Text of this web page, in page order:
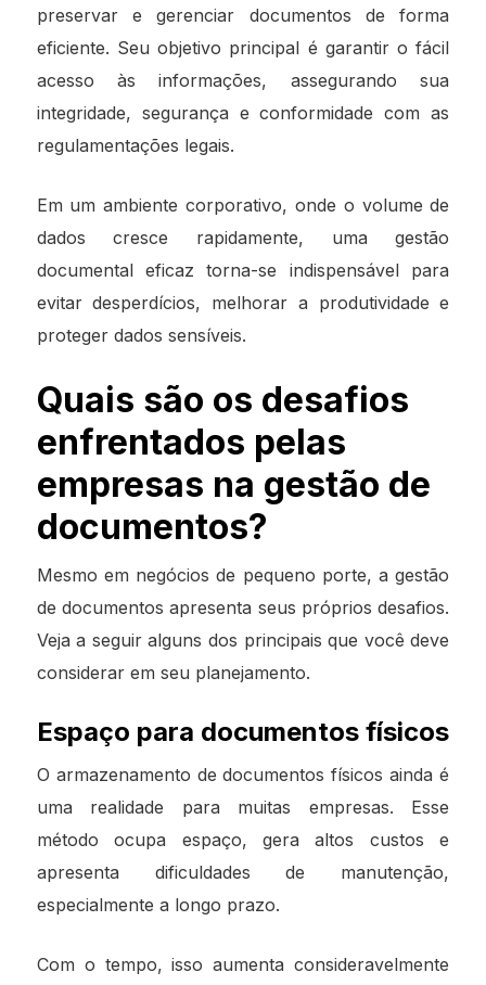
preservar e gerenciar documentos de forma
eficiente. Seu objetivo principal é garantir o fácil
acesso às informações, assegurando sua
integridade, segurança e conformidade com as
regulamentações legais.
Em um ambiente corporativo, onde o volume de
dados cresce rapidamente, uma gestão
documental eficaz torna-se indispensável para
evitar desperdícios, melhorar a produtividade e
proteger dados sensíveis.
Quais são os desafios
enfrentados pelas
empresas na gestão de
documentos?
Mesmo em negócios de pequeno porte, a gestão
de documentos apresenta seus próprios desafios.
Veja a seguir alguns dos principais que você deve
considerar em seu planejamento.
Espaço para documentos físicos
O armazenamento de documentos físicos ainda é
uma realidade para muitas empresas. Esse
método ocupa espaço, gera altos custos e
apresenta dificuldades de manutenção,
especialmente a longo prazo.
Com o tempo, isso aumenta consideravelmente